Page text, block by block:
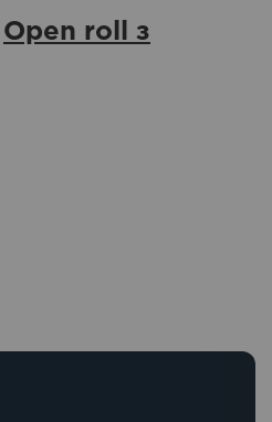
Open roll з